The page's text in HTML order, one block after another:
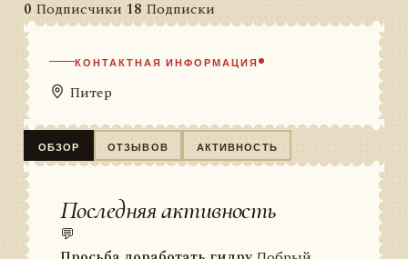
0 Подписчики 18 Подписки
КОНТАКТНАЯ ИНФОРМАЦИЯ
Питер
ОБЗОР ОТЗЫВОВ АКТИВНОСТЬ
Последняя активность
💬